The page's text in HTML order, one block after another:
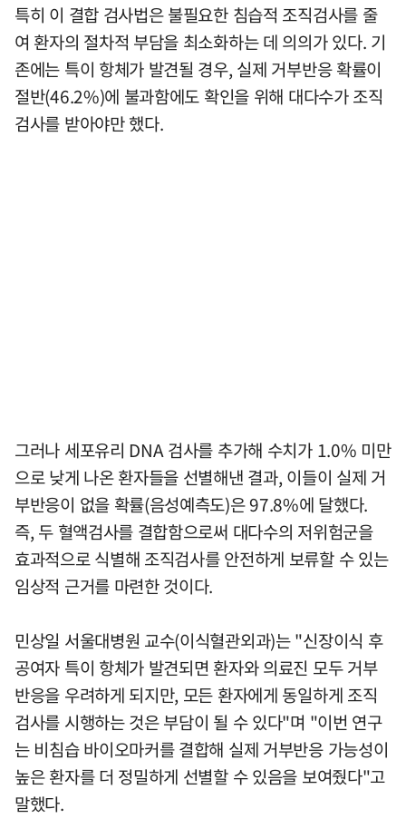
특히 이 결합 검사법은 불필요한 침습적 조직검사를 줄
여 환자의 절차적 부담을 최소화하는 데 의의가 있다. 기
존에는 특이 항체가 발견될 경우, 실제 거부반응 확률이
절반(46.2%)에 불과함에도 확인을 위해 대다수가 조직
검사를 받아야만 했다.
그러나 세포유리 DNA 검사를 추가해 수치가 1.0% 미만
으로 낮게 나온 환자들을 선별해낸 결과, 이들이 실제 거
부반응이 없을 확률(음성예측도)은 97.8%에 달했다.
즉, 두 혈액검사를 결합함으로써 대다수의 저위험군을
효과적으로 식별해 조직검사를 안전하게 보류할 수 있는
임상적 근거를 마련한 것이다.
민상일 서울대병원 교수(이식혈관외과)는 "신장이식 후
공여자 특이 항체가 발견되면 환자와 의료진 모두 거부
반응을 우려하게 되지만, 모든 환자에게 동일하게 조직
검사를 시행하는 것은 부담이 될 수 있다"며 "이번 연구
는 비침습 바이오마커를 결합해 실제 거부반응 가능성이
높은 환자를 더 정밀하게 선별할 수 있음을 보여줬다"고
말했다.